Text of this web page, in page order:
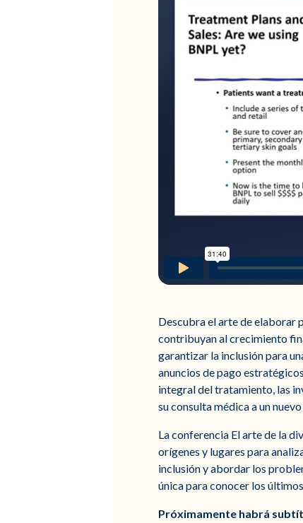
Descubra el arte de elaborar
contribuyan al crecimiento
garantizar la inclusión para
anuncios de pago
integral del tratamiento, las
su consulta médica a un
La conferencia El arte de la
orígenes y lugares para
inclusión y abordar los
única para conocer los
Próximamente habrá